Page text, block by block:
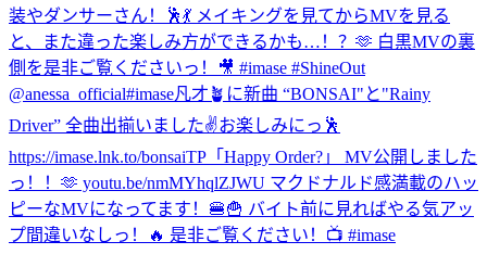
装やダンサーさん！🕺💃 メイキングを見てからMVを見る
と、また違った楽しみ方ができるかも…！？🫶 白黒MVの裏
側を是非ご覧くださいっ！🎥 #imase #ShineOut
@anessa_official#imase凡才🪴に新曲 “BONSAI"と"Rainy
Driver” 全曲出揃いました✌️お楽しみにっ🕺
https://imase.lnk.to/bonsaiTP 「Happy Order?」 MV公開しました
っ！！🫶 youtu.be/nmMYhqlZJWU マクドナルド感満載のハッ
ピーなMVになってます！🍔🍟 バイト前に見ればやる気アッ
プ間違いなしっ！🔥 是非ご覧ください！📺 #imase